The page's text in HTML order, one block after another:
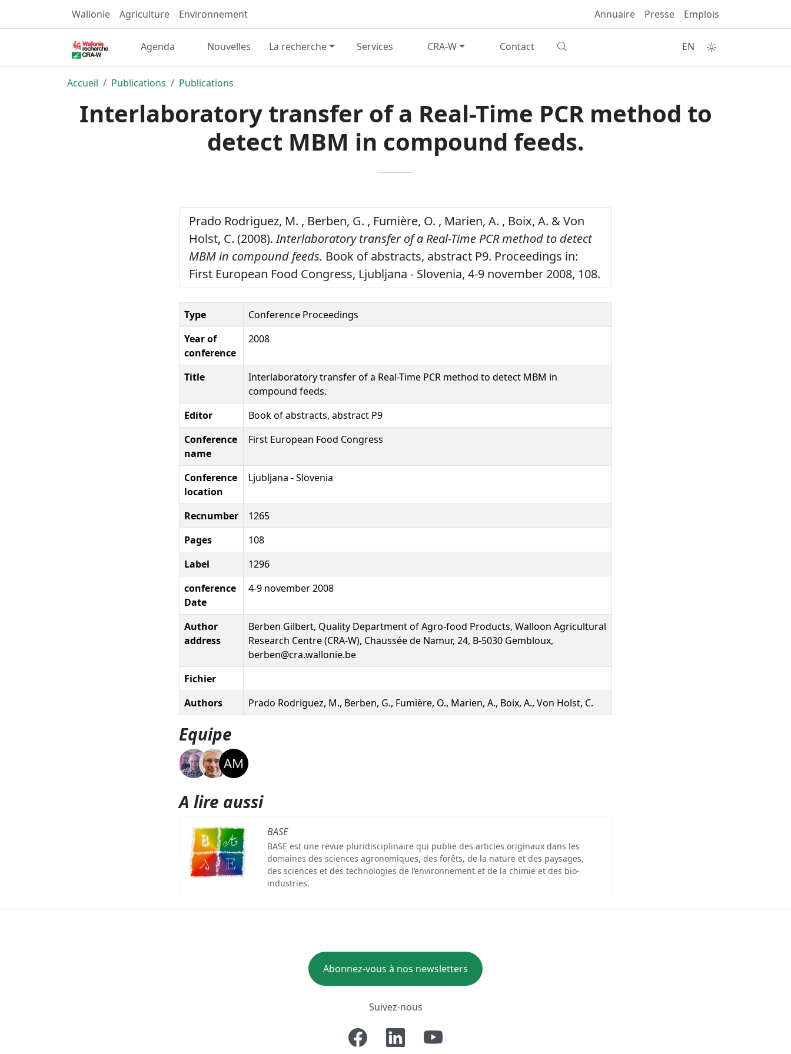
Wallonie Agriculture Environnement Annuaire Presse Emplois
Agenda Nouvelles La recherche Services CRA-W Contact EN
Accueil Publications Publications
Interlaboratory transfer of a Real-Time PCR method to
detect MBM in compound feeds.
Prado Rodriguez, M. , Berben, G. , Fumière, O. , Marien, A. , Boix, A. & Von
Holst, C. (2008).Interlaboratory transfer of a Real-Time PCR method to detect
MBM in compound feeds. Book of abstracts, abstract P9. Proceedings in:
First European Food Congress, Ljubljana - Slovenia, 4-9 november 2008, 108.
Type
Conference Proceedings
Year of
conference
2008
Title
Interlaboratory transfer of a Real-Time PCR method to detect MBM in
compound feeds.
Editor
Book of abstracts, abstract P9
Conference
name
First European Food Congress
Conference
location
Ljubljana - Slovenia
Recnumber
1265
Pages
108
Label
1296
conference
Date
4-9 november 2008
Author
address
Berben Gilbert, Quality Department of Agro-food Products, Walloon Agricultural
Research Centre (CRA-W), Chaussée de Namur, 24, B-5030 Gembloux,
berben@cra.wallonie.be
Fichier
Authors
Prado Rodriguez, M., Berben, G., Fumière, O., Marien, A., Boix, A., Von Holst, C.
Equipe
A lire aussi
BASE
BASE est une revue pluridisciplinaire qui publie des articles originaux dans les
domaines des sciences agronomiques, des forêts, de la nature et des paysages,
des sciences et des technologies de l’environnement et de la chimie et des bio-
industries.
Abonnez-vous à nos newsletters
Suivez-nous